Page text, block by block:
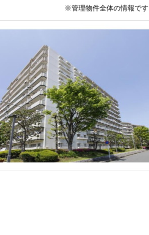
※管理物件全体の情報で